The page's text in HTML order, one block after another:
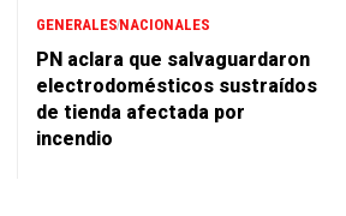
GENERALESNACIONALES
PN aclara que salvaguardaron
electrodomésticos sustraídos
de tienda afectada por
incendio